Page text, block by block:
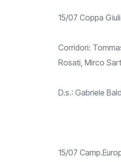
15/07 Coppa
Corridori:
Rosati, Mirco
D.s.: Gabriele
15/07